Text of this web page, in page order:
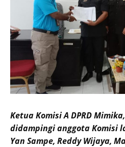
Ketua Komisi A DPRD
didampingi anggota Komisi
Yan Sampe, Reddy Wijaya,